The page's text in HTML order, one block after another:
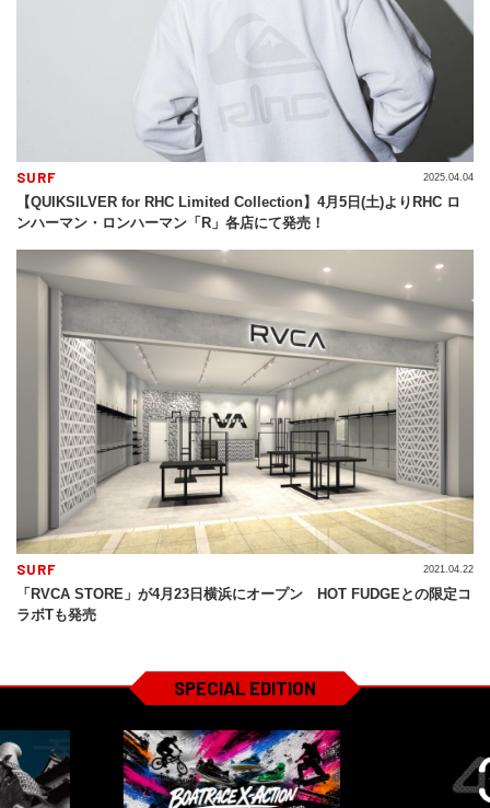
SURF
【QUIKSILVER for RHC Limited Collection】4月5日(土)よりRHC ロ
ンハーマン・ロンハーマン「R」各店にて発売！
2025.04.04
SURF
「RVCA STORE」が4月23日横浜にオープン HOT FUDGEとの限定コ
ラボTも発売
2021.04.22
SPECIAL EDITION